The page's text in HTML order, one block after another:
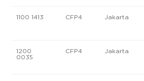
1100 1413 CFP4 Jakarta
1200
0035
CFP4 Jakarta